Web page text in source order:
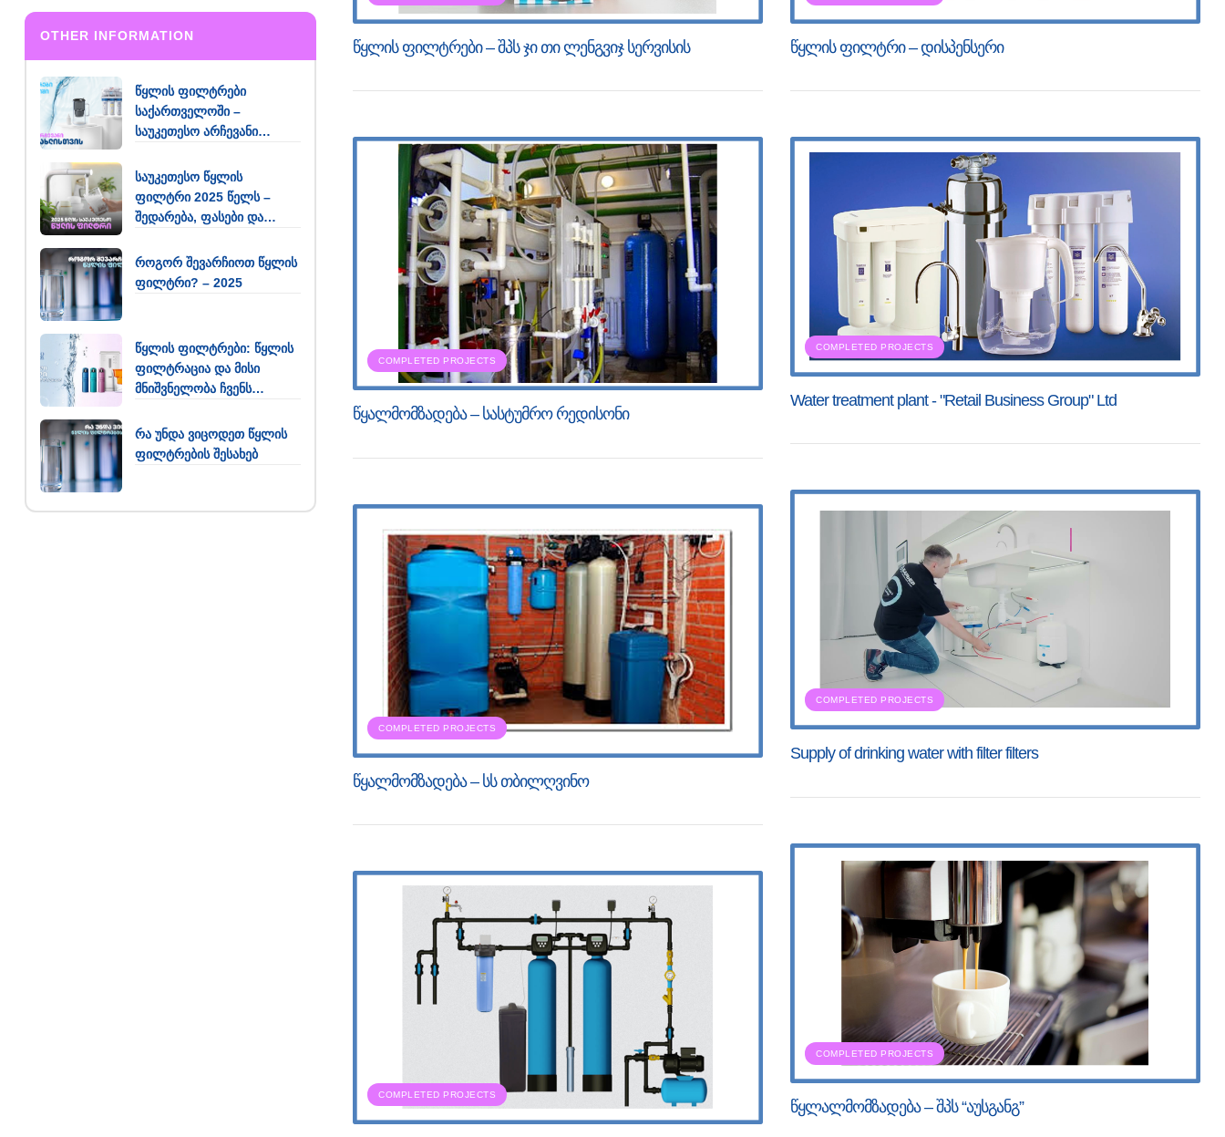
წყლის ფილტრები – შპს ჯი თი ლენგვიჯ სერვისის
COMPLETED PROJECTS
წყალმომზადება – სასტუმრო რედისონი
COMPLETED PROJECTS
წყალმომზადება – სს თბილღვინო
COMPLETED PROJECTS
წყლის ფილტრი – დისპენსერი
COMPLETED PROJECTS
Water treatment plant - "Retail Business Group" Ltd
COMPLETED PROJECTS
Supply of drinking water with filter filters
COMPLETED PROJECTS
წყლალმომზადება – შპს “აუსგანგ”
OTHER INFORMATION
წყლის ფილტრები
საქართველოში –
საუკეთესო არჩევანი
საუკეთესო წყლის
ფილტრი 2025 წელს –
შედარება, ფასები და
როგორ შევარჩიოთ წყლის
ფილტრი? – 2025
წყლის ფილტრები: წყლის
ფილტრაცია და მისი
მნიშვნელობა ჩვენს
რა უნდა ვიცოდეთ წყლის
ფილტრების შესახებ